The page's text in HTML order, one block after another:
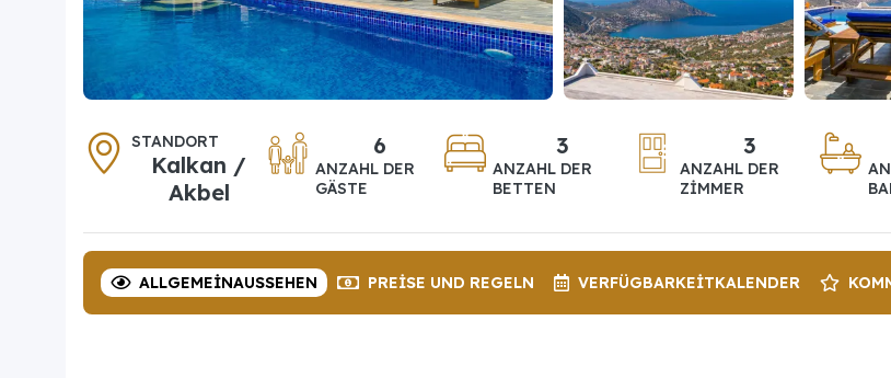
STANDORT
Kalkan /
Akbel
6
ANZAHL DER
GÄSTE
3
ANZAHL DER
BETTEN
3
ANZAHL DER
ZIMMER
ALLGEMEINAUSSEHEN PREISE UND REGELN VERFÜGBARKEITKALENDER